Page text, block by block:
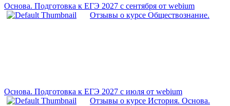
Основа. Подготовка к ЕГЭ 2027 с сентября от webium
Отзывы о курсе Обществознание.
Основа. Подготовка к ЕГЭ 2027 с июля от webium
Отзывы о курсе История. Основа.